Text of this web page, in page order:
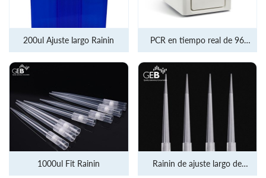
200ul Ajuste largo Rainin PCR en tiempo real de 96
pocillos nQ96-X5 de 5
canales
1000ul Fit Rainin Rainin de ajuste largo de